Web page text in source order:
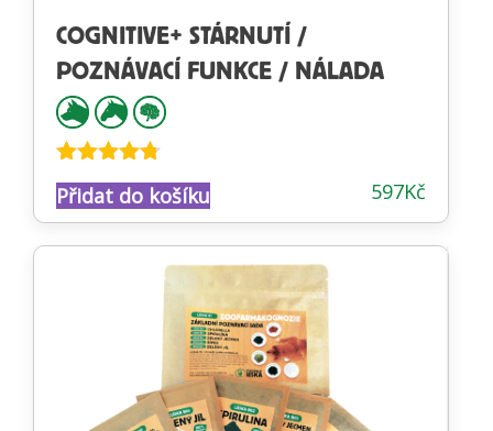
COGNITIVE+ STÁRNUTÍ /
POZNÁVACÍ FUNKCE / NÁLADA
Hodnocení
4.66z 5 597Kč
Přidat do košíku